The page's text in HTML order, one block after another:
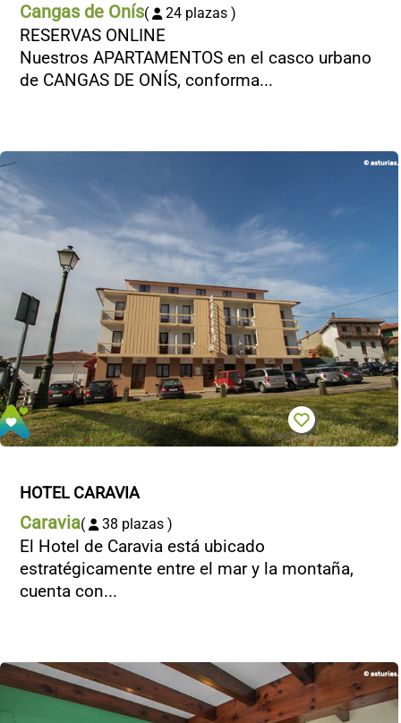
Cangas de Onís( 24 plazas )
RESERVAS ONLINE
Nuestros APARTAMENTOS en el casco urbano
de CANGAS DE ONÍS, conforma...
HOTEL CARAVIA
Caravia( 38 plazas )
El Hotel de Caravia está ubicado
estratégicamente entre el mar y la montaña,
cuenta con...